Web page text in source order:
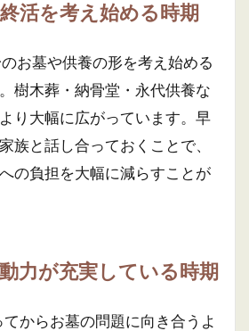
活を考え始める時期
お墓や供養の形を考え始める
樹木葬・納骨堂・永代供養な
り大幅に広がっています。早
族と話し合っておくことで、
の負担を大幅に減らすことが
力が充実している時期
からお墓の問題に向き合うよ